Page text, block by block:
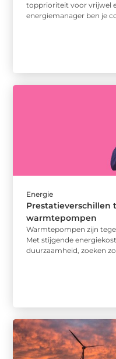
topprioriteit voor vrijwel
energiemanager ben je
Energie
Prestatieverschillen
warmtepompen
Warmtepompen zijn
Met stijgende
duurzaamheid, zoeken